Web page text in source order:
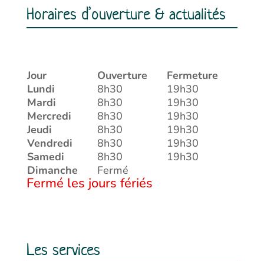
Horaires d’ouverture & actualités
Jour Ouverture
Fermeture
Lundi
8h30
19h30
Mardi
8h30
19h30
Mercredi
8h30
19h30
Jeudi
8h30
19h30
Vendredi
8h30
19h30
Samedi
8h30
19h30
Dimanche
Fermé
Fermé les jours fériés
Les services